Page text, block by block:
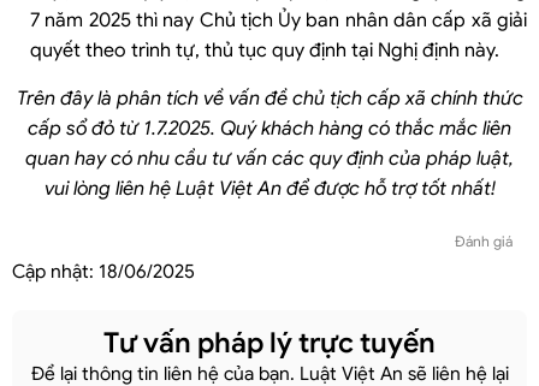
7 năm 2025 thì nay Chủ tịch Ủy ban nhân dân cấp xã giải
quyết theo trình tự, thủ tục quy định tại Nghị định này.
Trên đây là phân tích về vấn đề chủ tịch cấp xã chính thức
cấp sổ đỏ từ 1.7.2025. Quý khách hàng có thắc mắc liên
quan hay có nhu cầu tư vấn các quy định của pháp luật,
vui lòng liên hệ Luật Việt An để được hỗ trợ tốt nhất!
Đánh giá
Cập nhật: 18/06/2025
Tư vấn pháp lý trực tuyến
Để lại thông tin liên hệ của bạn. Luật Việt An sẽ liên hệ lại